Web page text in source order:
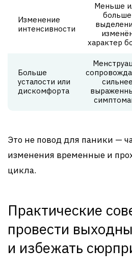
Изменение
интенсивности
Меньше
больше
характер
Больше
усталости или
дискомфорта
сильнее
Это не повод для паники —
изменения временные и
цикла.
Практические
провести
и избежать